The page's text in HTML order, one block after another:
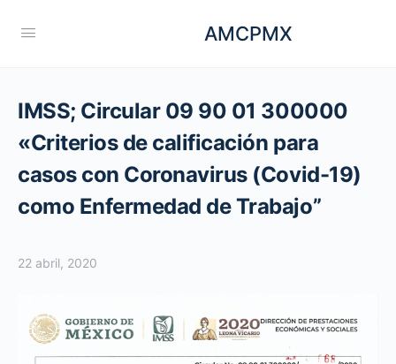
AMCPMX
IMSS; Circular 09 90 01 300000
«Criterios de calificación para
casos con Coronavirus (Covid-19)
como Enfermedad de Trabajo”
22 abril, 2020